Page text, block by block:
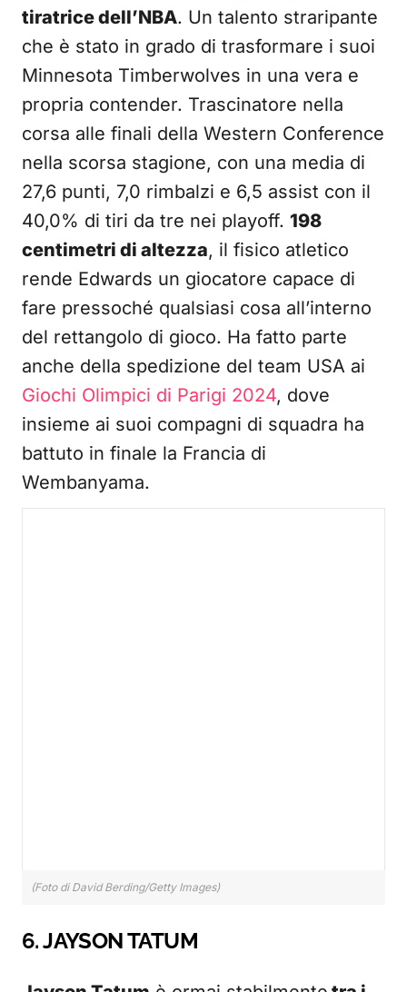
tiratrice dell’NBA. Un talento straripante
che è stato in grado di trasformare i suoi
Minnesota Timberwolves in una vera e
propria contender. Trascinatore nella
corsa alle finali della Western Conference
nella scorsa stagione, con una media di
27,6 punti, 7,0 rimbalzi e 6,5 assist con il
40,0% di tiri da tre nei playoff. 198
centimetri di altezza, il fisico atletico
rende Edwards un giocatore capace di
fare pressoché qualsiasi cosa all’interno
del rettangolo di gioco. Ha fatto parte
anche della spedizione del team USA ai
Giochi Olimpici di Parigi 2024, dove
insieme ai suoi compagni di squadra ha
battuto in finale la Francia di
Wembanyama.
(Foto di David Berding/Getty Images)
6. JAYSON TATUM